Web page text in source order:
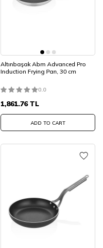
Altınbaşak Abm Advanced Pro
Induction Frying Pan, 30 cm
0.0
1,861.76TL
ADD TO CART